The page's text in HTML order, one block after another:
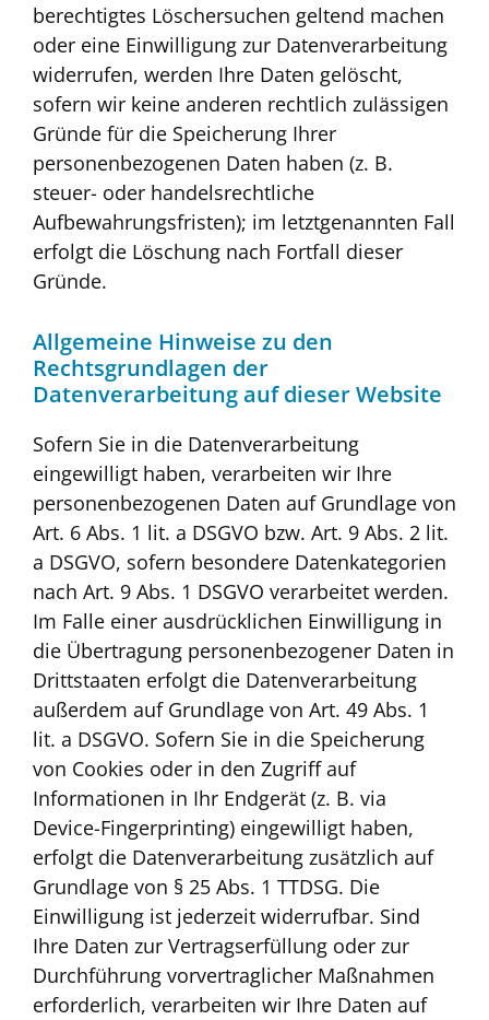
berechtigtes Löschersuchen geltend machen
oder eine Einwilligung zur Datenverarbeitung
widerrufen, werden Ihre Daten gelöscht,
sofern wir keine anderen rechtlich zulässigen
Gründe für die Speicherung Ihrer
personenbezogenen Daten haben (z. B.
steuer- oder handelsrechtliche
Aufbewahrungsfristen); im letztgenannten Fall
erfolgt die Löschung nach Fortfall dieser
Gründe.
Allgemeine Hinweise zu den
Rechtsgrundlagen der
Datenverarbeitung auf dieser Website
Sofern Sie in die Datenverarbeitung
eingewilligt haben, verarbeiten wir Ihre
personenbezogenen Daten auf Grundlage von
Art. 6 Abs. 1 lit. a DSGVO bzw. Art. 9 Abs. 2 lit.
a DSGVO, sofern besondere Datenkategorien
nach Art. 9 Abs. 1 DSGVO verarbeitet werden.
Im Falle einer ausdrücklichen Einwilligung in
die Übertragung personenbezogener Daten in
Drittstaaten erfolgt die Datenverarbeitung
außerdem auf Grundlage von Art. 49 Abs. 1
lit. a DSGVO. Sofern Sie in die Speicherung
von Cookies oder in den Zugriff auf
Informationen in Ihr Endgerät (z. B. via
Device-Fingerprinting) eingewilligt haben,
erfolgt die Datenverarbeitung zusätzlich auf
Grundlage von § 25 Abs. 1 TTDSG. Die
Einwilligung ist jederzeit widerrufbar. Sind
Ihre Daten zur Vertragserfüllung oder zur
Durchführung vorvertraglicher Maßnahmen
erforderlich, verarbeiten wir Ihre Daten auf